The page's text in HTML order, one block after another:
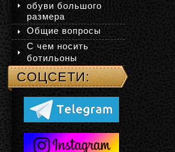
обуви большого
размера
Общие вопросы
С чем носить
ботильоны
СОЦСЕТИ: